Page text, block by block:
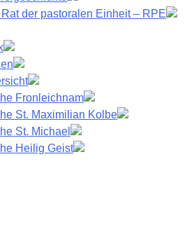
Rat der pastoralen Einheit – RPE
Fronleichnam
St. Maximilian Kolbe
St. Michael
Heilig Geist